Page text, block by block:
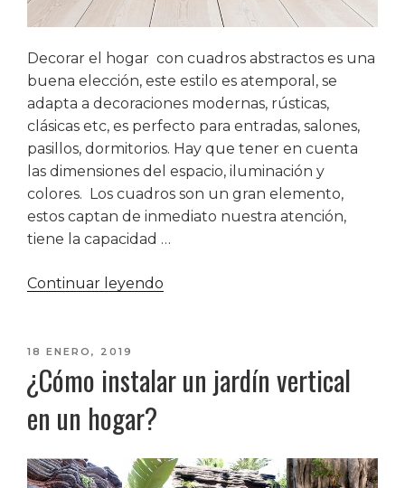
Decorar el hogar con cuadros abstractos es una
buena elección, este estilo es atemporal, se
adapta a decoraciones modernas, rústicas,
clásicas etc, es perfecto para entradas, salones,
pasillos, dormitorios. Hay que tener en cuenta
las dimensiones del espacio, iluminación y
colores. Los cuadros son un gran elemento,
estos captan de inmediato nuestra atención,
tiene la capacidad …
Continuar leyendo
cuadros
abstractos
PUBLICADO
18 ENERO, 2019
¿Cómo instalar un jardín vertical
en un hogar?